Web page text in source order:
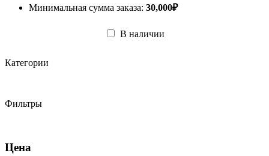
Минимальная сумма заказа: 30,000₽
В наличии
Категории
Фильтры
Цена